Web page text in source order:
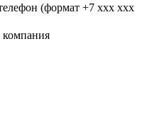
(формат +7 ххх ххх